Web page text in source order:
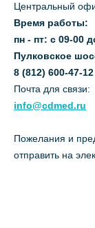
Центральный
Время работы:
пн - пт: с 09-00
Пулковское
8 (812) 600-47-12
Почта для связи:
info@cdmed.ru
Пожелания и
отправить на